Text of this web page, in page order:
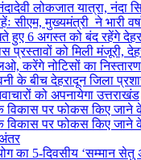
लोकजात यात्रा, नंदा
सीएम, मुख्यमंत्री ने भारी
हुए 6 अगस्त को बंद रहेंगे
प्रस्तावों को मिली मंजूरी,
करेंगे नोटिसों का निस्तारण
के बीच देहरादून जिला
को अपनायेगा उत्तराखंड
पर फोकस किए जाने के
पर फोकस किए जाने के
का 5-दिवसीय ‘सम्मान सेतु